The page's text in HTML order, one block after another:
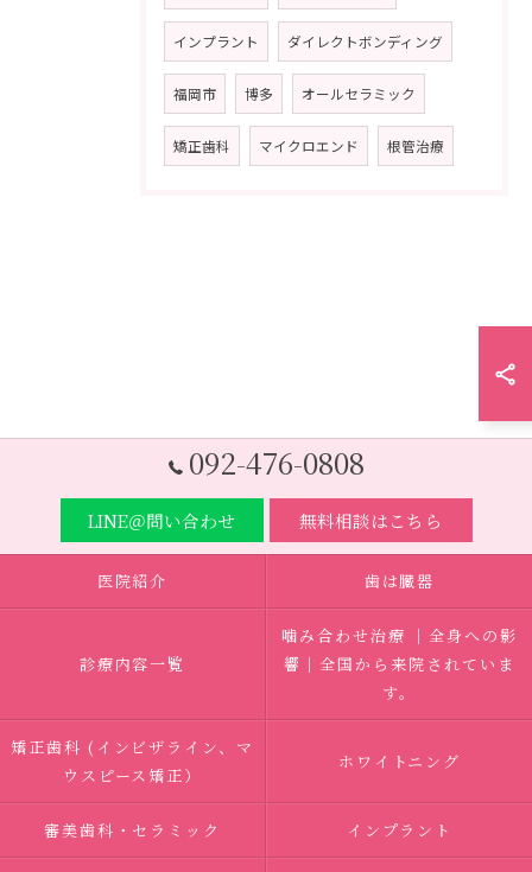
インプラント ダイレクトボンディング
福岡市 博多 オールセラミック
矯正歯科 マイクロエンド 根管治療
092-476-0808
LINE＠問い合わせ 無料相談はこちら
医院紹介 歯は臓器
診療内容一覧
噛み合わせ治療 ｜全身への影
響｜全国から来院されていま
す。
矯正歯科 (インビザライン、マ
ウスピース矯正）
ホワイトニング
審美歯科・セラミック インプラント